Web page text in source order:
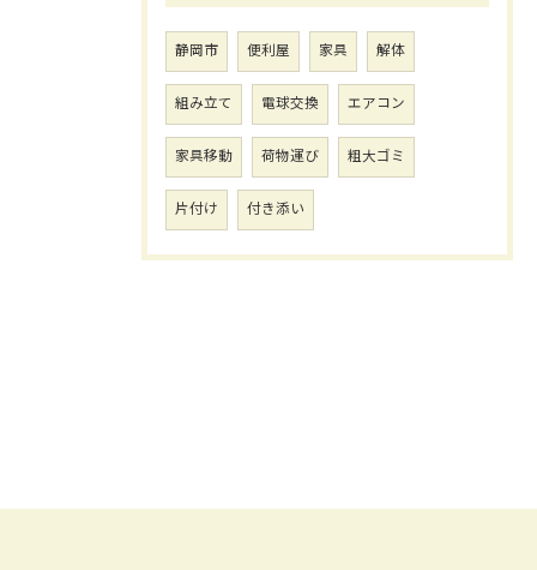
静岡市 便利屋 家具 解体
組み立て 電球交換 エアコン
家具移動 荷物運び 粗大ゴミ
片付け 付き添い